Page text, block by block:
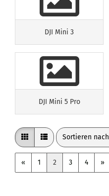
DJI Mini 3
DJI Mini 5 Pro
Sortieren nach
Sortieren nach
« 1 2 3 4 »